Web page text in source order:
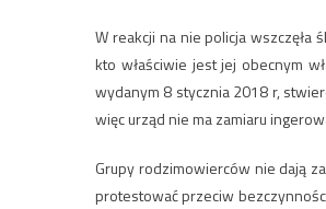
W reakcji na nie policja wszczęła
kto właściwie jest jej obecnym
wydanym 8 stycznia 2018 r,
więc urząd nie ma zamiaru
Grupy rodzimowierców nie dają
protestować przeciw